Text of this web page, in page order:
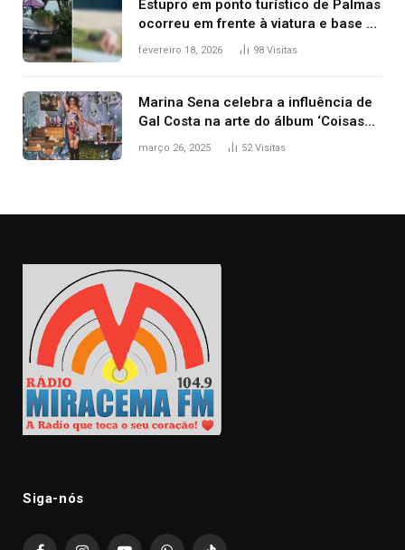
Estupro em ponto turístico de Palmas
ocorreu em frente à viatura e base de
segurança; polícia investiga
fevereiro 18, 2026 98 Visitas
Marina Sena celebra a influência de
Gal Costa na arte do álbum ‘Coisas
naturais’
março 26, 2025 52Visitas
Siga-nós